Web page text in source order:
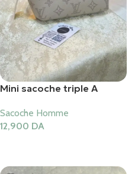
Mini sacoche triple A
Sacoche Homme
12,900 DA